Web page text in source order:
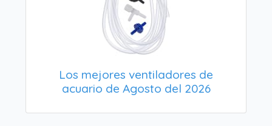
Los mejores ventiladores de
acuario de Agosto del 2026